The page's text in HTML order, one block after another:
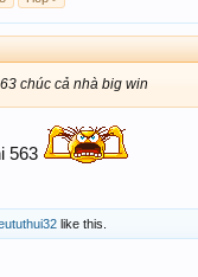
chúc cả nhà big win
563
like this.